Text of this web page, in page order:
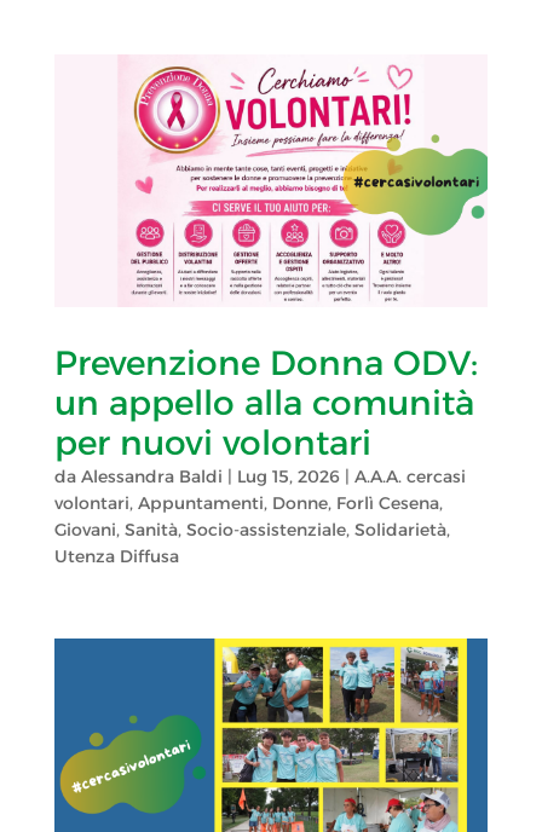
Prevenzione Donna ODV:
un appello alla comunità
per nuovi volontari
da Alessandra Baldi | Lug 15, 2026| A.A.A. cercasi
volontari, Appuntamenti, Donne, Forlì Cesena,
Giovani, Sanità, Socio-assistenziale, Solidarietà,
Utenza Diffusa